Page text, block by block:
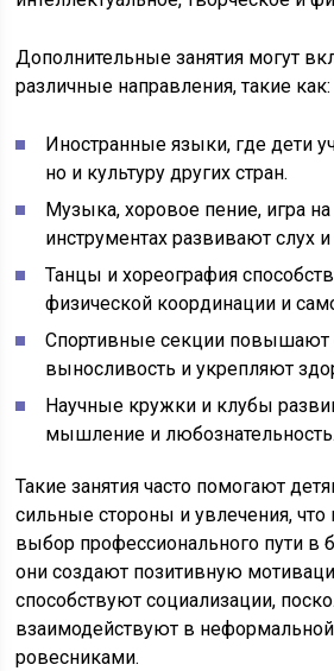
Дополнительные занятия могут
различные направления, такие как:
Иностранные языки, где дети
но и культуру других стран.
Музыка, хоровое пение, игра
инструментах развивают слух
Танцы и хореография
физической координации и
Спортивные секции повышают
выносливость и укрепляют
Научные кружки и клубы
мышление и любознательность.
Такие занятия часто помогают
сильные стороны и увлечения,
выбор профессионального пути
они создают позитивную
способствуют социализации,
взаимодействуют в
ровесниками.